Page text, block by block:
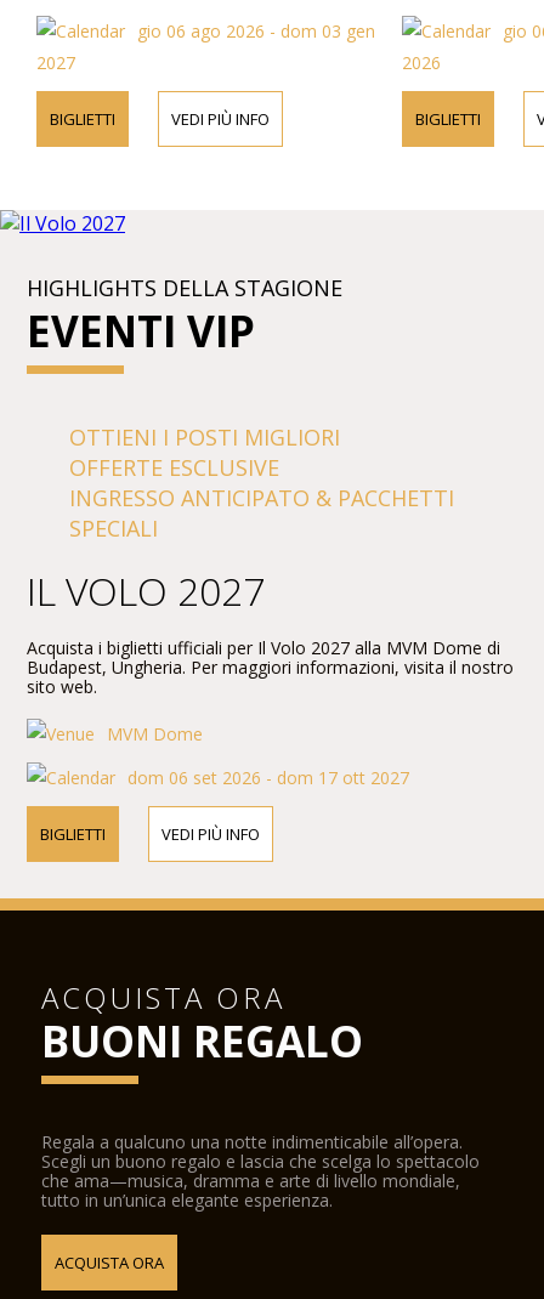
gio 06 ago 2026 - dom 03 gen
2027
BIGLIETTI VEDI PIÙ INFO
gio
2026
BIGLIETTI
HIGHLIGHTS DELLA STAGIONE
EVENTI VIP
OTTIENI I POSTI MIGLIORI
OFFERTE ESCLUSIVE
INGRESSO ANTICIPATO & PACCHETTI
SPECIALI
IL VOLO 2027
Acquista i biglietti ufficiali per Il Volo 2027 alla MVM Dome di
Budapest, Ungheria. Per maggiori informazioni, visita il nostro
sito web.
MVM Dome
dom 06 set 2026 - dom 17 ott 2027
BIGLIETTI VEDI PIÙ INFO
ACQUISTA ORA
BUONI REGALO
Regala a qualcuno una notte indimenticabile all’opera.
Scegli un buono regalo e lascia che scelga lo spettacolo
che ama—musica, dramma e arte di livello mondiale,
tutto in un’unica elegante esperienza.
ACQUISTA ORA